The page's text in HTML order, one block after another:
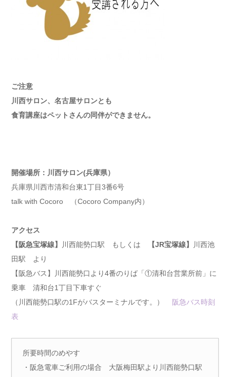
ご注意
川西サロン、名古屋サロンとも
食育講座はペットさんの同伴ができません。
開催場所：川西サロン(兵庫県）
兵庫県川西市清和台東1丁目3番6号
talk with Cocoro （Cocoro Company内）
アクセス
【阪急宝塚線】
川西能勢口駅 もしくは 【JR宝塚線】
川西池
田駅 より
【阪急バス】川西能勢口より4番のりば「①清和台営業所前」に
乗車 清和台1丁目下車すぐ
（川西能勢口駅の1Fがバスターミナルです。）
阪急バス時刻
表
所要時間のめやす
・阪急電車ご利用の場合 大阪梅田駅より川西能勢口駅